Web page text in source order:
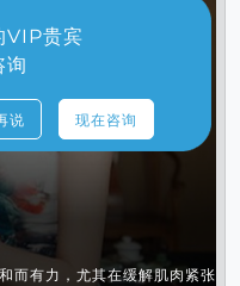
VIP贵宾
询
说 现在咨询
而有力，尤其在缓解肌肉紧张